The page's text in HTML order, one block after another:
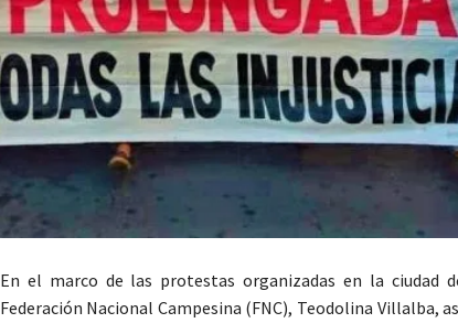
En el marco de las protestas organizadas en la ciudad
Federación Nacional Campesina (FNC), Teodolina Villalba,